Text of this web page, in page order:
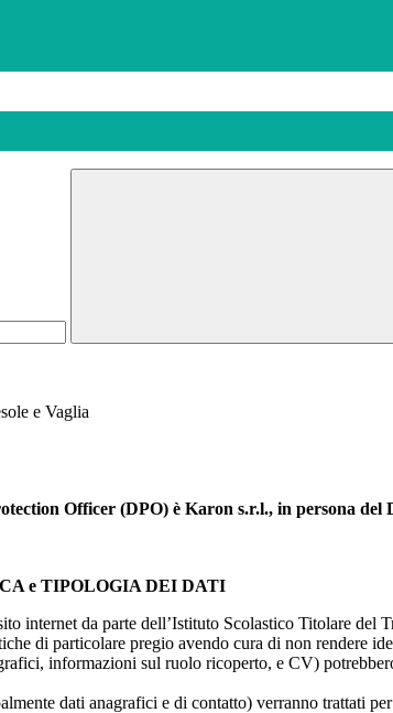
e Vaglia
Officer (DPO) è Karon s.r.l., in persona
e TIPOLOGIA DEI DATI
internet da parte dell’Istituto Scolastico Titolare
di particolare pregio avendo cura di non rendere
informazioni sul ruolo ricoperto, e CV)
dati anagrafici e di contatto) verranno trattati